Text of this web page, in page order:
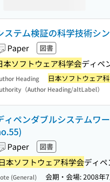
ステム検証の科学技術シ
Paper 図書
本ソフトウェア科学会ディペ
Heading 日本ソフトウェア
（Author Heading/altLabel）
ィペンダブルシステムワ
Paper 図書
本ソフトウェア科学会ディ
(General) 会期・会場: 2008年